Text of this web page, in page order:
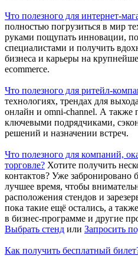
Что полезного для интернет-
полностью погрузиться в мир
руками пощупать инновации,
специалистами и получить
бизнеса и карьеры на
ecommerce.
Что полезного для ритейл-
технологиях, трендах для
онлайн и omni-channel. А также
ключевыми подрядчиками,
решений и назначении встреч.
Что полезного для компаний,
торговле? Хотите получить
контактов? Уже забронировано
лучшее время, чтобы
расположения стендов и
пока такие ещё остались, а
в бизнес-программе и другие
Выбрать стенд или Запросить
Как получить бесплатный